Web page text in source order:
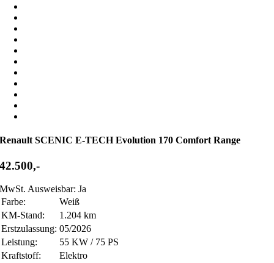
Renault SCENIC E-TECH Evolution 170 Comfort Range
42.500,-
MwSt. Ausweisbar: Ja
Farbe:
Weiß
KM-Stand:
1.204 km
Erstzulassung: 05/2026
Leistung:
55 KW / 75 PS
Kraftstoff:
Elektro